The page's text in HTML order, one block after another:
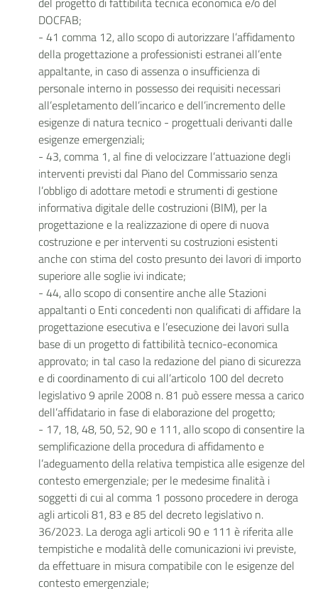
DOCFAB;
- 41 comma 12, allo scopo di autorizzare l’affidamento
della progettazione a professionisti estranei all’ente
appaltante, in caso di assenza o insufficienza di
personale interno in possesso dei requisiti necessari
all’espletamento dell’incarico e dell’incremento delle
esigenze di natura tecnico - progettuali derivanti dalle
esigenze emergenziali;
- 43, comma 1, al fine di velocizzare l’attuazione degli
interventi previsti dal Piano del Commissario senza
l’obbligo di adottare metodi e strumenti di gestione
informativa digitale delle costruzioni (BIM), per la
progettazione e la realizzazione di opere di nuova
costruzione e per interventi su costruzioni esistenti
anche con stima del costo presunto dei lavori di importo
superiore alle soglie ivi indicate;
- 44, allo scopo di consentire anche alle Stazioni
appaltanti o Enti concedenti non qualificati di affidare la
progettazione esecutiva e l’esecuzione dei lavori sulla
base di un progetto di fattibilità tecnico-economica
approvato; in tal caso la redazione del piano di sicurezza
e di coordinamento di cui all’articolo 100 del decreto
legislativo 9 aprile 2008 n. 81 può essere messa a carico
dell’affidatario in fase di elaborazione del progetto;
- 17, 18, 48, 50, 52, 90 e 111, allo scopo di consentire la
semplificazione della procedura di affidamento e
l’adeguamento della relativa tempistica alle esigenze del
contesto emergenziale; per le medesime finalità i
soggetti di cui al comma 1 possono procedere in deroga
agli articoli 81, 83 e 85 del decreto legislativo n.
36/2023. La deroga agli articoli 90 e 111 è riferita alle
tempistiche e modalità delle comunicazioni ivi previste,
da effettuare in misura compatibile con le esigenze del
contesto emergenziale;